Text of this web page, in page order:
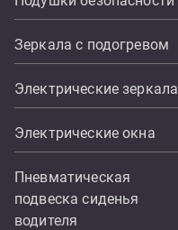
Зеркала с подогревом
Электрические зеркала
Электрические окна
Пневматическая
подвеска сиденья
водителя